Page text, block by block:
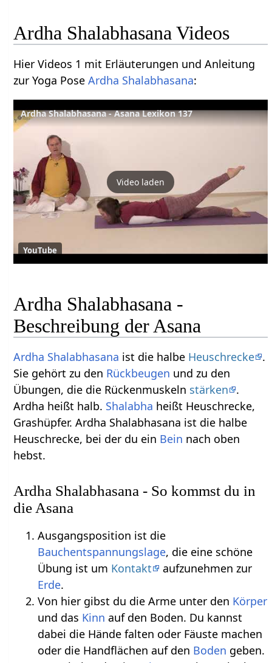
Ardha Shalabhasana Videos
Hier Videos 1 mit Erläuterungen und Anleitung
zur Yoga PoseArdha Shalabhasana:
Ardha Shalabhasana - Asana Lexikon 137
Video laden
YouTube
Ardha Shalabhasana -
Beschreibung der Asana
Ardha Shalabhasana ist die halbe Heuschrecke .
Sie gehört zu den Rückbeugen und zu den
Übungen, die die Rückenmuskeln stärken
.
Ardha heißt halb. Shalabha heißt Heuschrecke,
Grashüpfer. Ardha Shalabhasana ist die halbe
Heuschrecke, bei der du ein Bein nach oben
hebst.
Ardha Shalabhasana - So kommst du in
die Asana
Ausgangsposition ist die
Bauchentspannungslage, die eine schöne
Übung ist um Kontakt
aufzunehmen zur
Erde.
Von hier gibst du die Arme unter den Körper
und das Kinn auf den Boden. Du kannst
dabei die Hände falten oder Fäuste machen
oder die Handflächen auf den Boden geben.